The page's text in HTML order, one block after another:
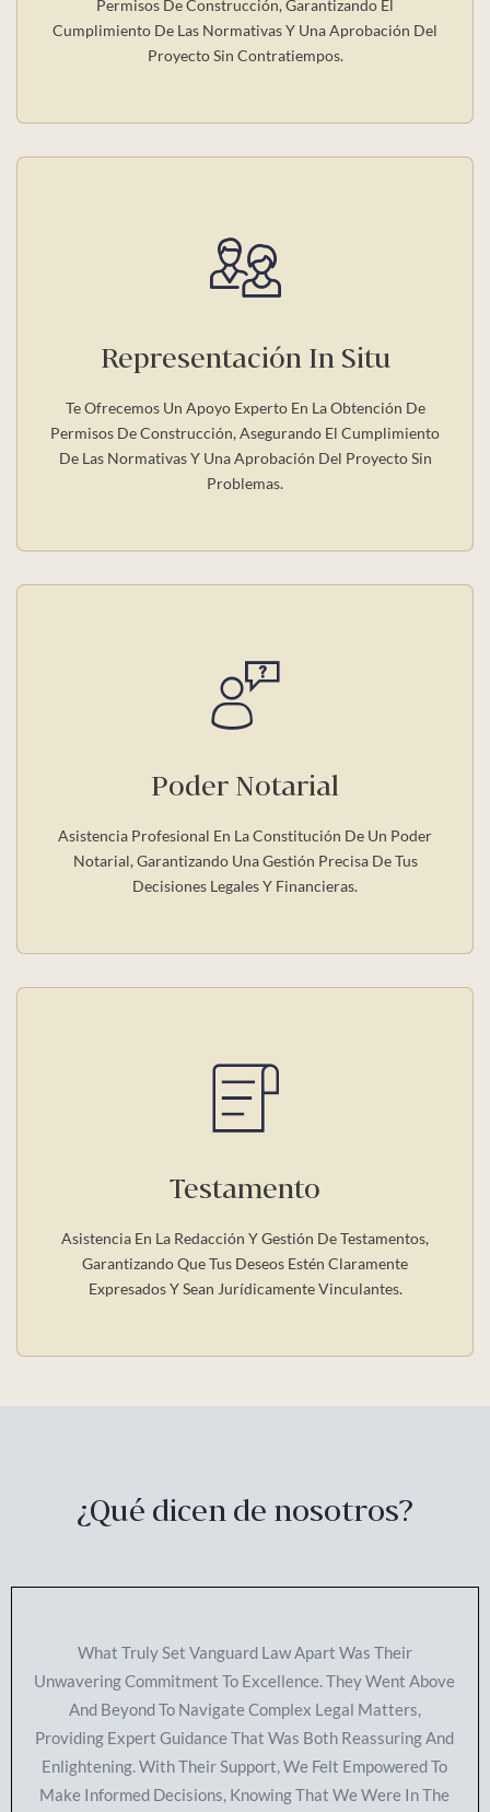
Permisos De Construcción, Garantizando El
Cumplimiento De Las Normativas Y Una Aprobación Del
Proyecto Sin Contratiempos.
Representación In Situ
Te Ofrecemos Un Apoyo Experto En La Obtención De
Permisos De Construcción, Asegurando El Cumplimiento
De Las Normativas Y Una Aprobación Del Proyecto Sin
Problemas.
Poder Notarial
Asistencia Profesional En La Constitución De Un Poder
Notarial, Garantizando Una Gestión Precisa De Tus
Decisiones Legales Y Financieras.
Testamento
Asistencia En La Redacción Y Gestión De Testamentos,
Garantizando Que Tus Deseos Estén Claramente
Expresados Y Sean Jurídicamente Vinculantes.
¿Qué dicen de nosotros?
What Truly Set Vanguard Law Apart Was Their
Unwavering Commitment To Excellence. They Went Above
And Beyond To Navigate Complex Legal Matters,
Providing Expert Guidance That Was Both Reassuring And
Enlightening. With Their Support, We Felt Empowered To
Make Informed Decisions, Knowing That We Were In The